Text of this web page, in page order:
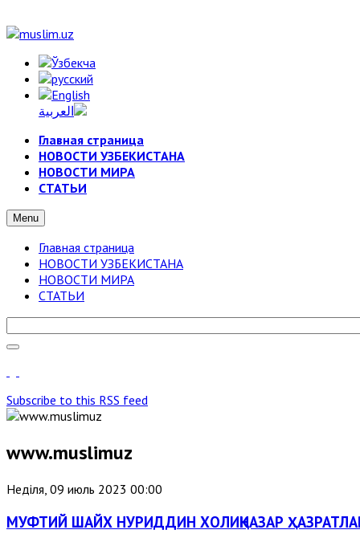
Главная страница
НОВОСТИ УЗБЕКИСТАНА
НОВОСТИ МИРА
СТАТЬИ
Menu
Главная страница
НОВОСТИ УЗБЕКИСТАНА
НОВОСТИ МИРА
СТАТЬИ
Subscribe to this RSS feed
www.muslimuz
Неділя, 09 июль 2023 00:00
МУФТИЙ ШАЙХ НУРИДДИН ХОЛИҚНАЗАР